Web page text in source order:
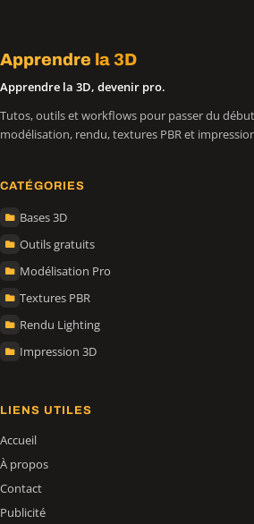
Apprendre la 3D
Apprendre la 3D, devenir pro.
Tutos, outils et workflows pour passer du
modélisation, rendu, textures PBR et
CATÉGORIES
Bases 3D
Outils gratuits
Modélisation Pro
Textures PBR
Rendu Lighting
Impression 3D
LIENS UTILES
Accueil
À propos
Contact
Publicité